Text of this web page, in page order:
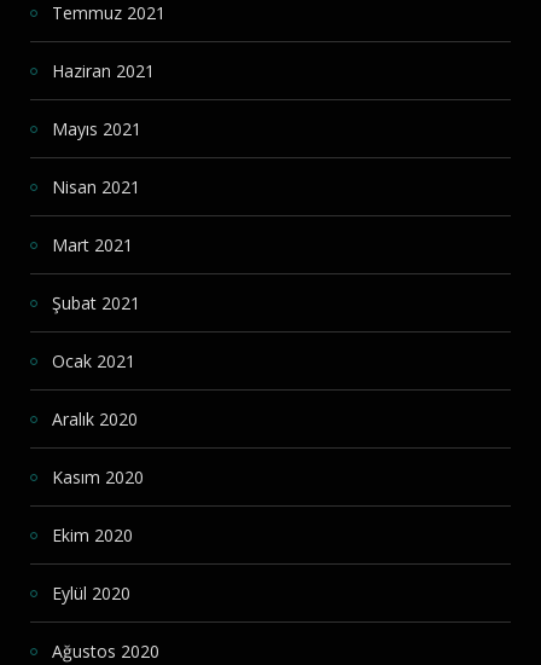
Temmuz 2021
Haziran 2021
Mayıs 2021
Nisan 2021
Mart 2021
Şubat 2021
Ocak 2021
Aralık 2020
Kasım 2020
Ekim 2020
Eylül 2020
Ağustos 2020